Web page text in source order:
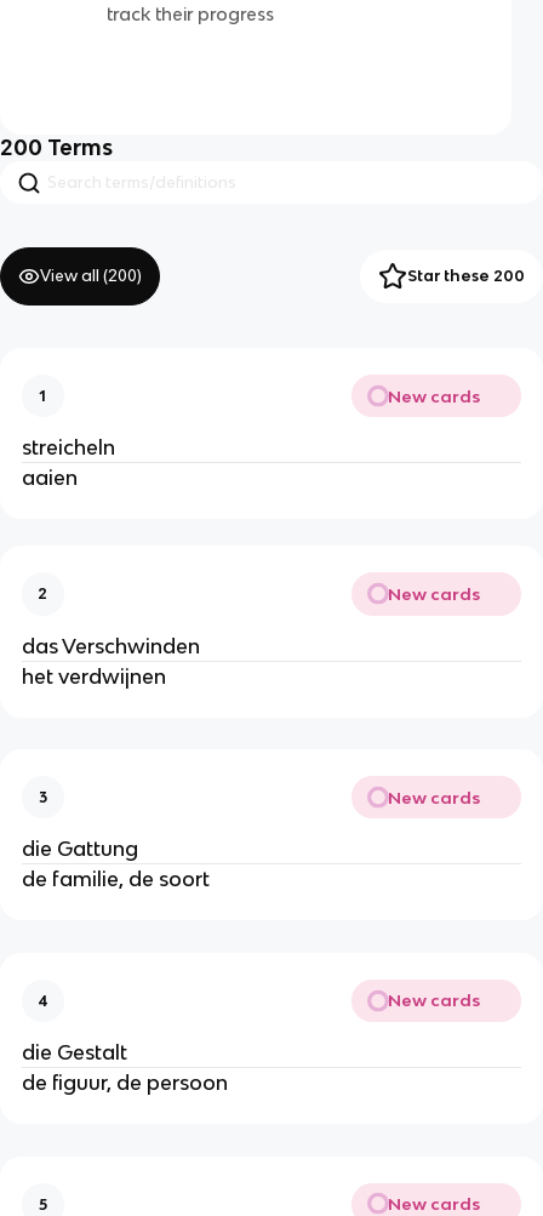
track their progress
200 Terms
View all (200) Star these 200
1 New cards
streicheln
aaien
2 New cards
das Verschwinden
het verdwijnen
3 New cards
die Gattung
de familie, de soort
4 New cards
die Gestalt
de figuur, de persoon
5 New cards